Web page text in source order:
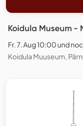
Koidula Museum -
Fr. 7. Aug 10:00 und
Koidula Muuseum,